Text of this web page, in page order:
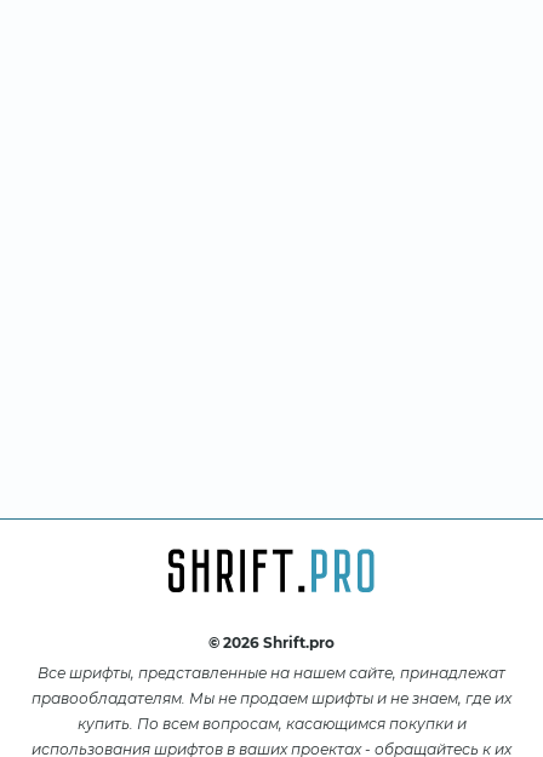
© 2026 Shrift.pro
Все шрифты, представленные на нашем сайте, принадлежат
правообладателям. Мы не продаем шрифты и не знаем, где их
купить. По всем вопросам, касающимся покупки и
использования шрифтов в ваших проектах - обращайтесь к их